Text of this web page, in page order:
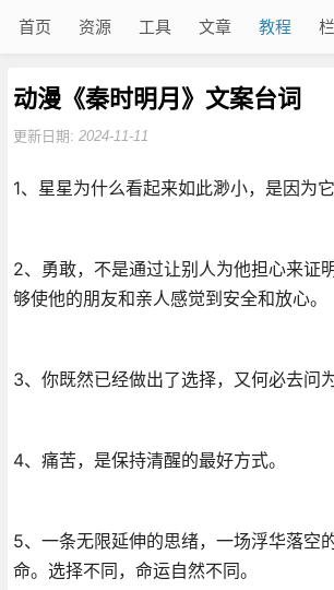
首页 资源 工具 文章 教程
动漫《秦时明月》文案台词
更新日期: 2024-11-11
1、星星为什么看起来如此渺小，是因为
2、勇敢，不是通过让别人为他担心来证
够使他的朋友和亲人感觉到安全和放心。
3、你既然已经做出了选择，又何必去问
4、痛苦，是保持清醒的最好方式。
5、一条无限延伸的思绪，一场浮华落空
命。选择不同，命运自然不同。